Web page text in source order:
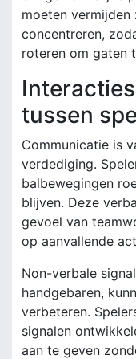
moeten
concentreren,
roteren om gaten
tussen
Communicatie is
verdediging.
balbewegingen
blijven. Deze
gevoel van
op aanvallende
Non-verbale
handgebaren,
verbeteren.
signalen
aan te geven